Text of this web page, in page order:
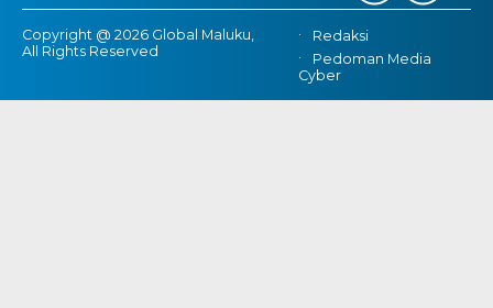
Copyright @ 2026 Global Maluku,
All Rights Reserved
Redaksi
Pedoman Media
Cyber